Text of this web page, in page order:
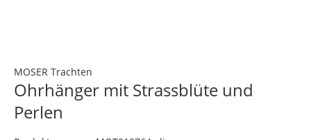
MOSER Trachten
Ohrhänger mit Strassblüte und
Perlen